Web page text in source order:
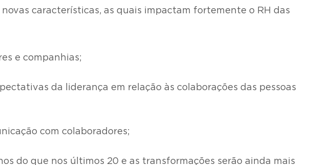
características, as quais impactam fortemente o RH das
e companhias;
da liderança em relação às colaborações das pessoas
com colaboradores;
do que nos últimos 20 e as transformações serão ainda mais